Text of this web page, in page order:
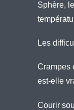
Sphère,
Les
Crampes
est-elle
Courir